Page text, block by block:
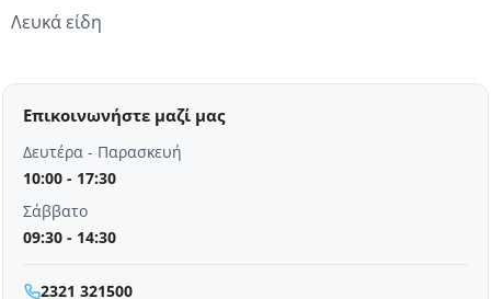
Λευκά είδη
Επικοινωνήστε μαζί μας
Δευτέρα - Παρασκευή
10:00 - 17:30
Σάββατο
09:30 - 14:30
2321 321500